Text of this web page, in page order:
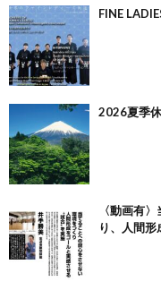
FINE
2026夏季
〈動画有
り、人間